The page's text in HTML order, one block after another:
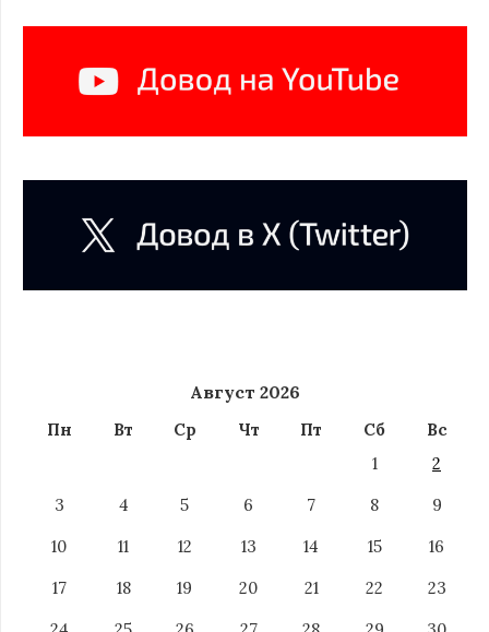
Август 2026
Пн Вт Ср Чт Пт Сб
Вс
1
2
3
4 5 6 7 8
9
10
11 12 13 14 15
16
17
18 19 20 21 22
23